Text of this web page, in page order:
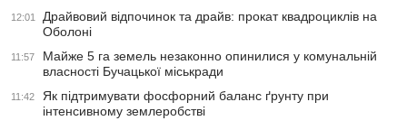
12:01
Драйвовий відпочинок та драйв: прокат квадроциклів на
Оболоні
11:57
Майже 5 га земель незаконно опинилися у комунальній
власності Бучацької міськради
11:42
Як підтримувати фосфорний баланс ґрунту при
інтенсивному землеробстві